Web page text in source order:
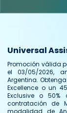
Universal
Promoción válida
el 03/05/2026,
Argentina.
Excellence o un
Exclusive o
contratación de
modalidad de